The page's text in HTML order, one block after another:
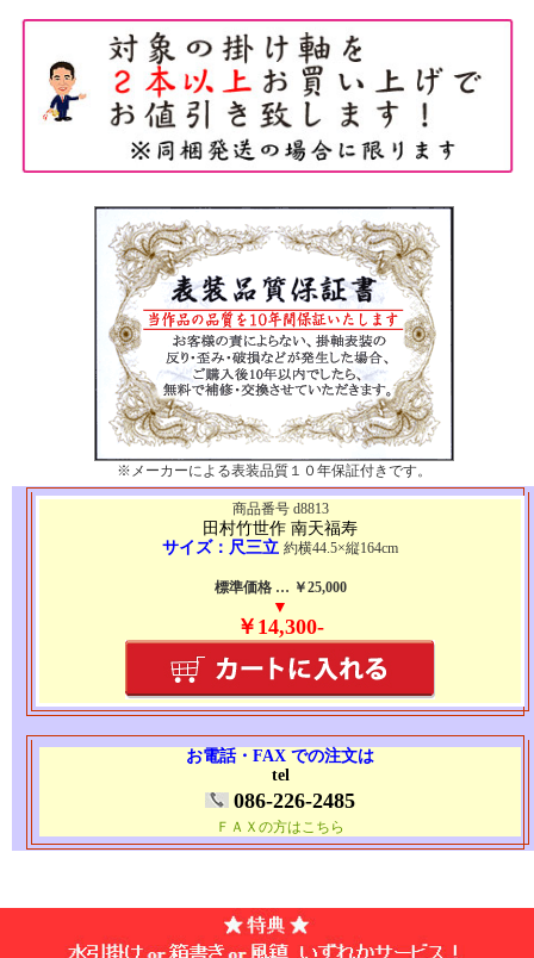
※メーカーによる表装品質１０年保証付きです。
商品番号 d8813
田村竹世作 南天福寿
サイズ：尺三立 約横44.5×縦164cm
標準価格 … ￥25,000
▼
￥14,300-
お電話・FAX での注文は
tel
086-226-2485
ＦＡＸの方はこちら